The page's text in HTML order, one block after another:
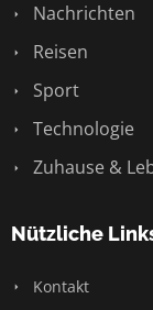
Nachrichten
Reisen
Sport
Technologie
Zuhause &
Nützliche
Kontakt